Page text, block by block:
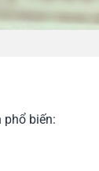
phổ biến: